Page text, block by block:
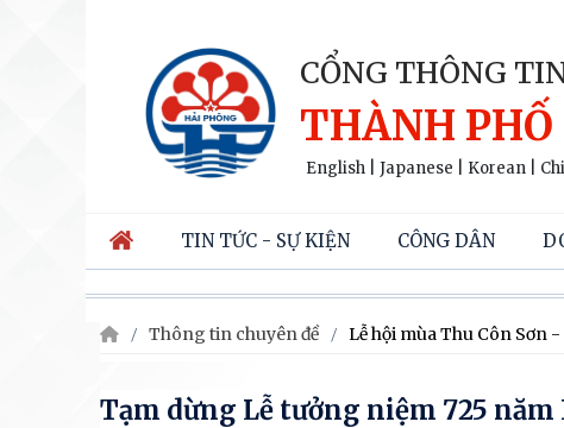
CỔNG THÔNG
THÀNH PHỐ
English Japanese Korean
TIN TỨC - SỰ KIỆN CÔNG DÂN
Thông tin chuyên đề Lễ hội mùa Thu Côn Sơn
Tạm dừng Lễ tưởng niệm 725